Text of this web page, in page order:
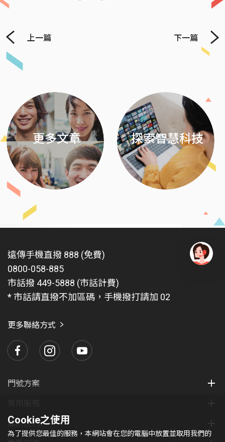
上一篇 下一篇
更多文章 探索智慧科技
遠傳手機直撥 888 (免費)
0800-058-885
市話撥 449-5888 (市話計費)
* 市話請直撥不加區碼，手機撥打請加 02
更多聯絡方式
門號方案
關於我們
Cookie之使用
為了提供您最佳的服務，本網站會在您的電腦中放置並取用我們的